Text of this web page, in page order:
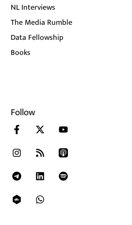
NL Interviews
The Media Rumble
Data Fellowship
Books
Follow